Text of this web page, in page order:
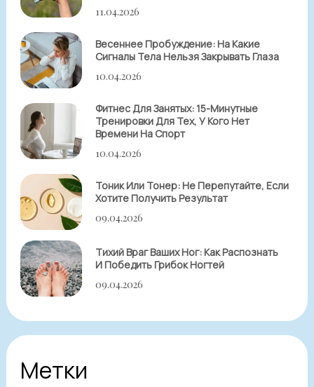
11.04.2026
Весеннее Пробуждение: На Какие
Сигналы Тела Нельзя Закрывать Глаза
10.04.2026
Фитнес Для Занятых: 15-Минутные
Тренировки Для Тех, У Кого Нет
Времени На Спорт
10.04.2026
Тоник Или Тонер: Не Перепутайте, Если
Хотите Получить Результат
09.04.2026
Тихий Враг Ваших Ног: Как Распознать
И Победить Грибок Ногтей
09.04.2026
Метки